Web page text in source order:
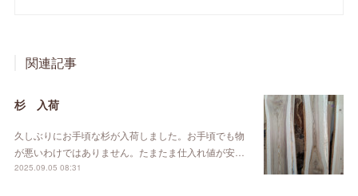
関連記事
杉 入荷
久しぶりにお手頃な杉が入荷しました。お手頃でも物
が悪いわけではありません。たまたま仕入れ値が安…
2025.09.05 08:31